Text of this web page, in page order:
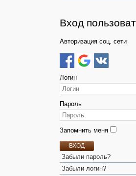
Вход
Авторизация соц. сети
Логин
Пароль
Запомнить меня
ВХОД
Забыли пароль?
Забыли логин?